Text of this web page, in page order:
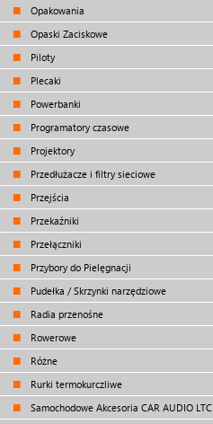
Opakowania
Opaski Zaciskowe
Piloty
Plecaki
Powerbanki
Programatory czasowe
Projektory
Przedłużacze i filtry sieciowe
Przejścia
Przekaźniki
Przełączniki
Przybory do Pielęgnacji
Pudełka / Skrzynki narzędziowe
Radia przenośne
Rowerowe
Różne
Rurki termokurczliwe
Samochodowe Akcesoria CAR AUDIO LTC